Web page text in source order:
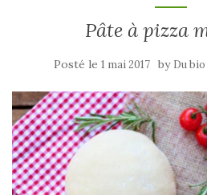
Pâte à pizza
Posté le 1 mai 2017 by Du